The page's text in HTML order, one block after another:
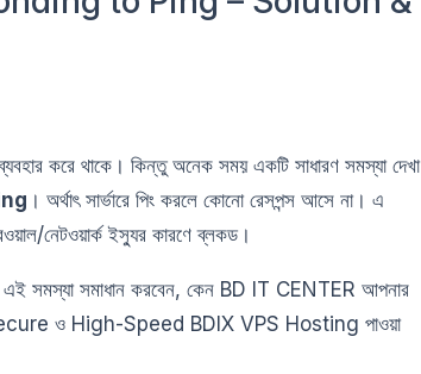
করে থাকে। কিন্তু অনেক সময় একটি সাধারণ সমস্যা দেখা
। অর্থাৎ সার্ভারে পিং করলে কোনো রেসপন্স আসে না। এ
নেটওয়ার্ক ইস্যুর কারণে ব্লকড।
এই সমস্যা সমাধান করবেন, কেন BD IT CENTER আপনার
Secure ও High-Speed BDIX VPS Hosting পাওয়া